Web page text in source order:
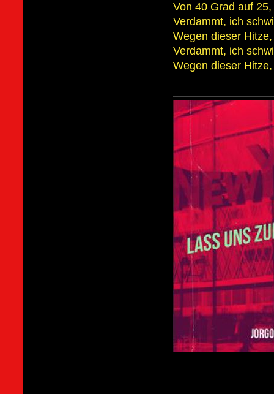
Von 40 Grad auf
Verdammt, ich
Wegen dieser
Verdammt, ich
Wegen dieser